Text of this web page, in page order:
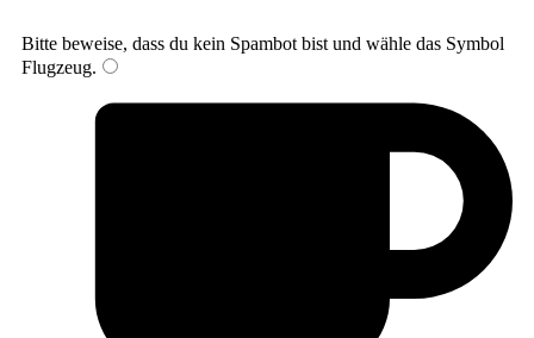
Bitte beweise, dass du kein Spambot bist und wähle das Symbol
Flugzeug.